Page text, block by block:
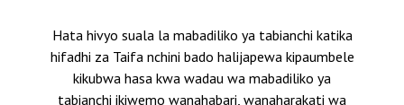
Hata hivyo suala la mabadiliko ya tabianchi katika
hifadhi za Taifa nchini bado halijapewa kipaumbele
kikubwa hasa kwa wadau wa mabadiliko ya
tabianchi ikiwemo wanahabari, wanaharakati wa